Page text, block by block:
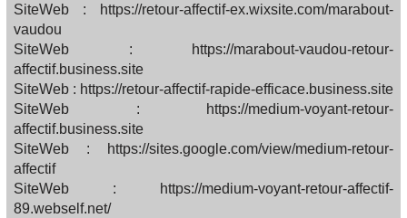
SiteWeb : https://retour-affectif-ex.wixsite.com/marabout-
vaudou
SiteWeb : https://marabout-vaudou-retour-
affectif.business.site
SiteWeb : https://retour-affectif-rapide-efficace.business.site
SiteWeb : https://medium-voyant-retour-
affectif.business.site
SiteWeb : https://sites.google.com/view/medium-retour-
affectif
SiteWeb : https://medium-voyant-retour-affectif-
89.webself.net/